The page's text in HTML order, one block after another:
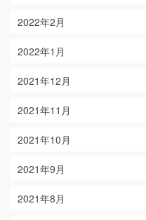
2022年2月
2022年1月
2021年12月
2021年11月
2021年10月
2021年9月
2021年8月